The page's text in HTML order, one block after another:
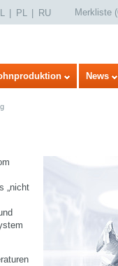
PL RU Merkliste (
News
„nicht